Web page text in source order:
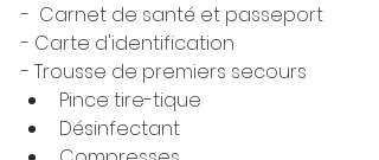
-  Carnet de santé et passeport
- Carte d'identification
- Trousse de premiers secours
Pince tire-tique
Désinfectant